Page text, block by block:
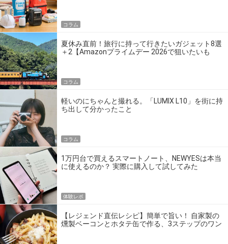
コラム
夏休み直前！旅行に持って行きたいガジェット8選
＋2【Amazonプライムデー 2026で狙いたいも
コラム
軽いのにちゃんと撮れる。「LUMIX L10」を街に持
ち出して分かったこと
コラム
1万円台で買えるスマートノート、NEWYESは本当
に使えるのか？ 実際に購入して試してみた
体験レポ
【レジェンド直伝レシピ】簡単で旨い！ 自家製の
燻製ベーコンとホタテ缶で作る、3ステップのワン